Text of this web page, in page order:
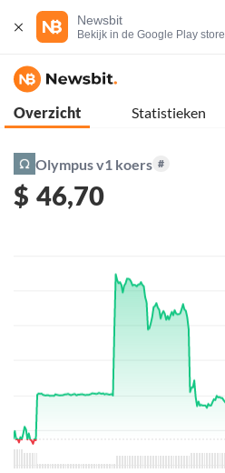
Newsbit
Bekijk in de Google Play store
Overzicht Statistieken
Olympus v1 koers #
$ 46,70